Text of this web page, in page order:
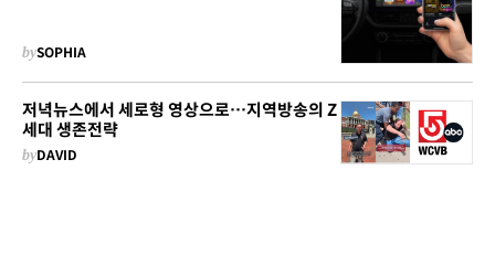
bySOPHIA
저녁뉴스에서 세로형 영상으로…지역방송의 Z
세대 생존전략
byDAVID